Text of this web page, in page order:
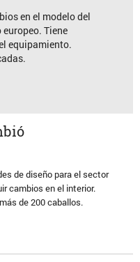
en el modelo del
Tiene
equipamiento.
de diseño para el sector
cambios en el interior.
de 200 caballos.